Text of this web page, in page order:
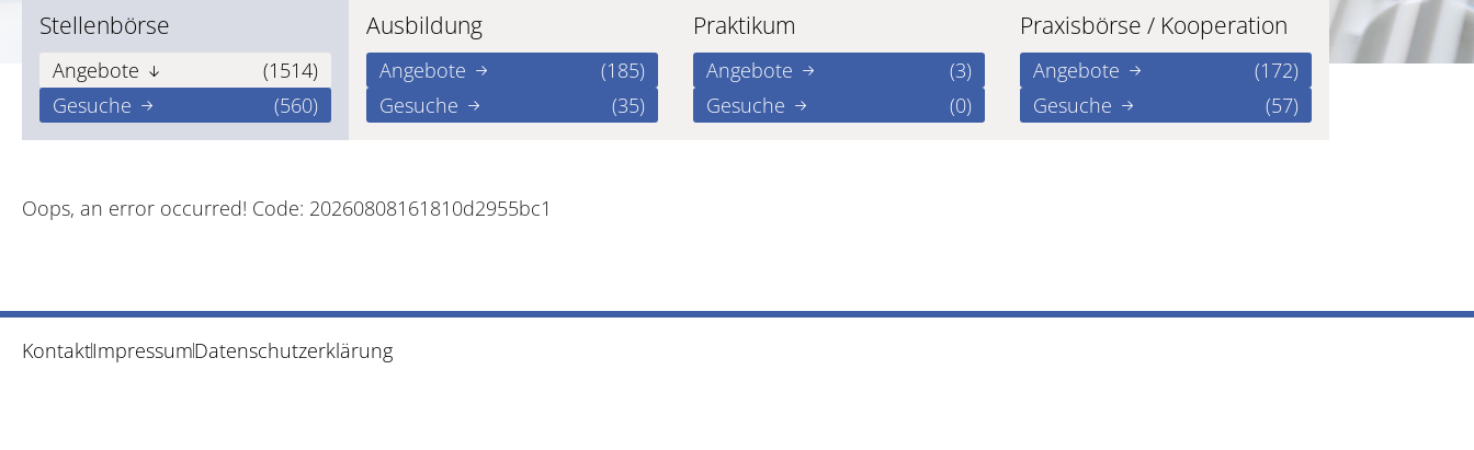
Stellenbörse
Angebote
(1514)
Gesuche
(560)
Ausbildung
Angebote
(185)
Gesuche
(35)
Praktikum
Angebote
(3)
Gesuche
(0)
Praxisbörse / Kooperation
Angebote
(172)
Gesuche
(57)
Oops, an error occurred! Code: 20260808161810d2955bc1
KontaktImpressumDatenschutzerklärung